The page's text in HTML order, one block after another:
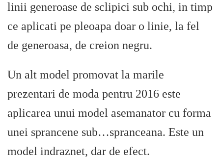
linii generoase de sclipici sub ochi, in timp
ce aplicati pe pleoapa doar o linie, la fel
de generoasa, de creion negru.
Un alt model promovat la marile
prezentari de moda pentru 2016 este
aplicarea unui model asemanator cu forma
unei sprancene sub…spranceana. Este un
model indraznet, dar de efect.